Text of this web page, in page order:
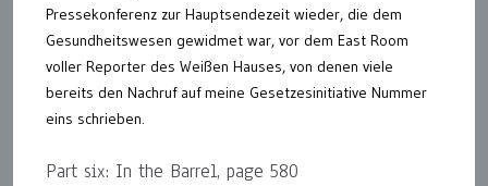
Pressekonferenz zur Hauptsendezeit wieder, die dem
Gesundheitswesen gewidmet war, vor dem East Room
voller Reporter des Weißen Hauses, von denen viele
bereits den Nachruf auf meine Gesetzesinitiative Nummer
eins schrieben.
Part six: In the Barrel, page 580